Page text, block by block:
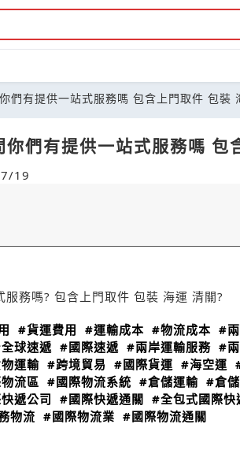
們有提供一站式服務嗎 包含上門取件 包裝
們有提供一站式服務嗎 包
19
務嗎? 包含上門取件 包裝 海運 清關?
#貨運費用 #運輸成本 #物流成本 #
球速遞 #國際速遞 #兩岸運輸服務 #
運輸 #跨境貿易 #國際貨運 #海空運
流區 #國際物流系統 #倉儲運輸 #倉
遞公司 #國際快遞通關 #全包式國際快
物流 #國際物流業 #國際物流通關